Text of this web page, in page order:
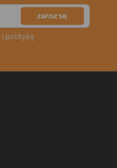
i politykę